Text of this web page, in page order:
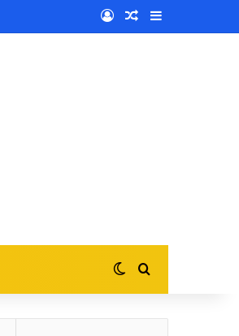
Log InRandom Article
Switch skin